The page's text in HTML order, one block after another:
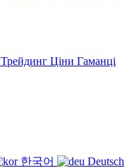
Трейдинг Ціни Гаманці
한국어
Deutsch